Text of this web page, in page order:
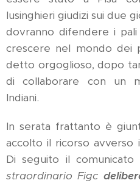
lusinghieri giudizi sui due
dovranno difendere i pali
crescere nel mondo dei
detto orgoglioso, dopo
di collaborare con un
Indiani.
In serata frattanto è
accolto il ricorso avverso
Di seguito il comunicato
straordinario Figc